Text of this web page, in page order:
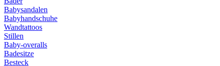
Babysandalen
Babyhandschuhe
Wandtattoos
Stillen
Baby-overalls
Badesitze
Besteck